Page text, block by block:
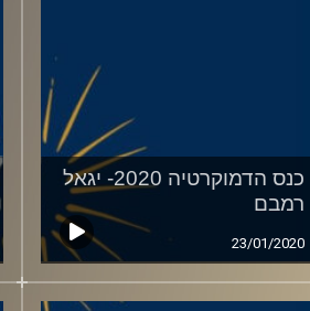
כנס הדמוקרטיה 2020- יגאל
רמבם
23/01/2020